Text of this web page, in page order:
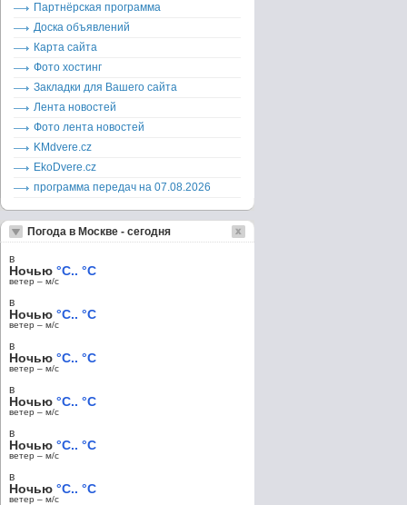
Партнёрская программа
Доска объявлений
Карта сайта
Фото хостинг
Закладки для Вашего сайта
Лента новостей
Фото лента новостей
KMdvere.cz
EkoDvere.cz
программа передач на 07.08.2026
Погода в Москве - сегодня
в
Ночью °C.. °C
ветер – м/c
в
Ночью °C.. °C
ветер – м/c
в
Ночью °C.. °C
ветер – м/c
в
Ночью °C.. °C
ветер – м/c
в
Ночью °C.. °C
ветер – м/c
в
Ночью °C.. °C
ветер – м/c